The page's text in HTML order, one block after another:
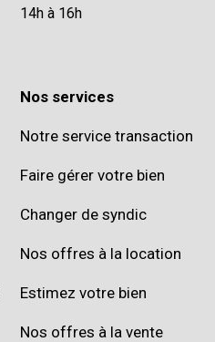
14h à 16h
Nos services
Notre service transaction
Faire gérer votre bien
Changer de syndic
Nos offres à la location
Estimez votre bien
Nos offres à la vente